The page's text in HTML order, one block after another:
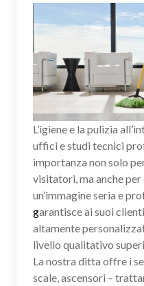
L’igiene e la pulizia
uffici e studi tecnici
importanza non solo
visitatori, ma anche
un’immagine seria e
garantisce ai suoi
altamente
livello qualitativo
La nostra ditta offre i
scale, ascensori –